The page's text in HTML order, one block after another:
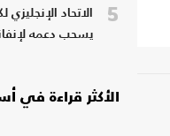
5
الاتحاد الإنجليزي
يسحب دعمه
الأكثر قراءة في